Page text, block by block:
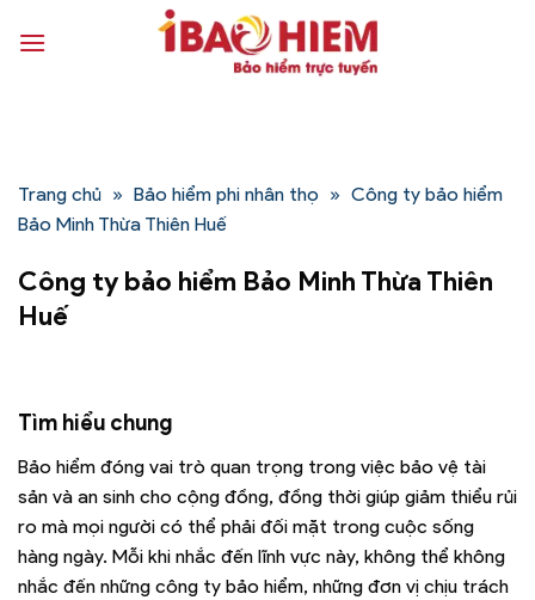
qua
Trang chủ » Bảo hiểm phi nhân thọ » Công ty bảo hiểm
Bảo Minh Thừa Thiên Huế
Công ty bảo hiểm Bảo Minh Thừa Thiên
Huế
Tìm hiểu chung
Bảo hiểm đóng vai trò quan trọng trong việc bảo vệ tài
sản và an sinh cho cộng đồng, đồng thời giúp giảm thiểu rủi
ro mà mọi người có thể phải đối mặt trong cuộc sống
hàng ngày. Mỗi khi nhắc đến lĩnh vực này, không thể không
nhắc đến những công ty bảo hiểm, những đơn vị chịu trách